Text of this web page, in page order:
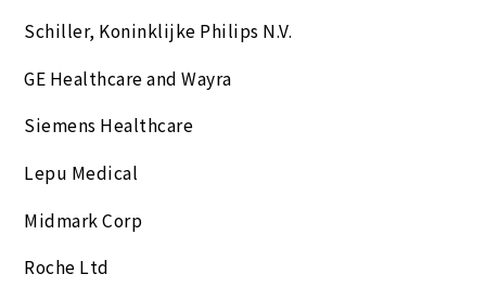
Schiller, Koninklijke Philips N.V.
GE Healthcare and Wayra
Siemens Healthcare
Lepu Medical
Midmark Corp
Roche Ltd